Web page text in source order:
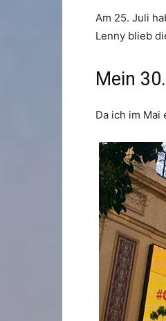
Am 25. Juli
Lenny blieb
Mein
Da ich im